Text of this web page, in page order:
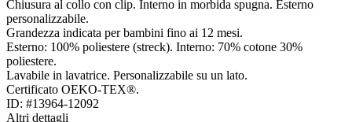
Chiusura al collo con clip. Interno in morbida spugna. Esterno
personalizzabile.
Grandezza indicata per bambini fino ai 12 mesi.
Esterno: 100% poliestere (streck). Interno: 70% cotone 30%
poliestere.
Lavabile in lavatrice. Personalizzabile su un lato.
Certificato OEKO-TEX®.
ID: #13964-12092
Altri dettagli